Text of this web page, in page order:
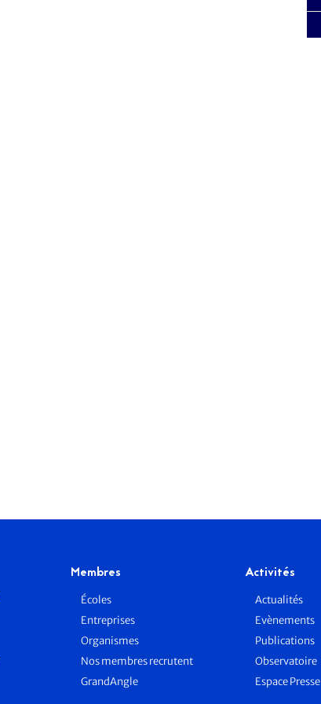
Membres
Écoles
Entreprises
Organismes
Nos membres recrutent
GrandAngle
Activités
Actualités
Evènements
Publications
Observatoire
Espace Presse